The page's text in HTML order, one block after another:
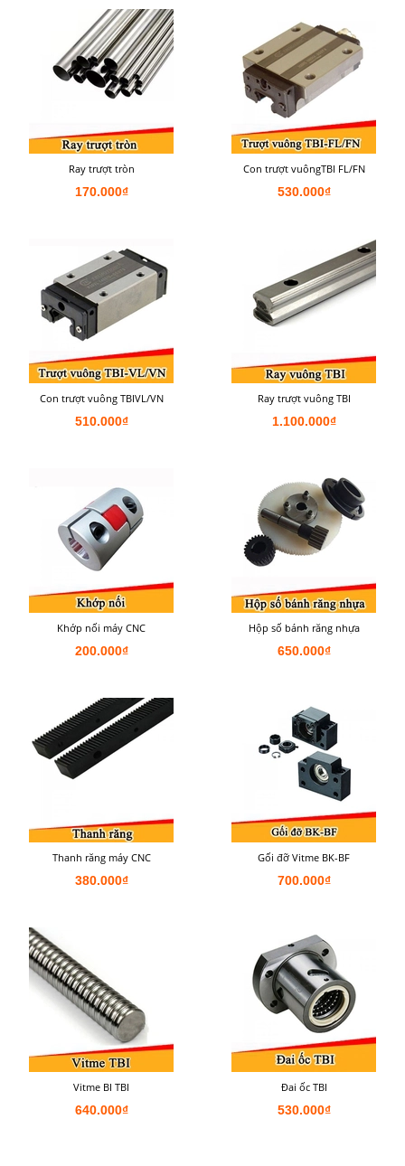
Ray trượt tròn
170.000₫
Con trượt vuôngTBI FL/FN
530.000₫
Con trượt vuông TBIVL/VN
510.000₫
Ray trượt vuông TBI
1.100.000₫
Khớp nối máy CNC
200.000₫
Hộp số bánh răng nhựa
650.000₫
Thanh răng máy CNC
380.000₫
Gối đỡ Vitme BK-BF
700.000₫
Vitme BI TBI
640.000₫
Đai ốc TBI
530.000₫